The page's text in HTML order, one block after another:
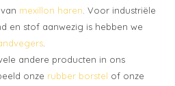
mexillon haren . Voor industriële
en stof aanwezig is hebben we
andere producten in ons
onze rubber borstel of onze